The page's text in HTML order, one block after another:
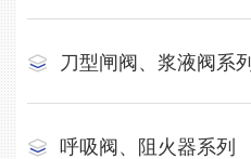
刀型闸阀、浆液阀系列
呼吸阀、阻火器系列